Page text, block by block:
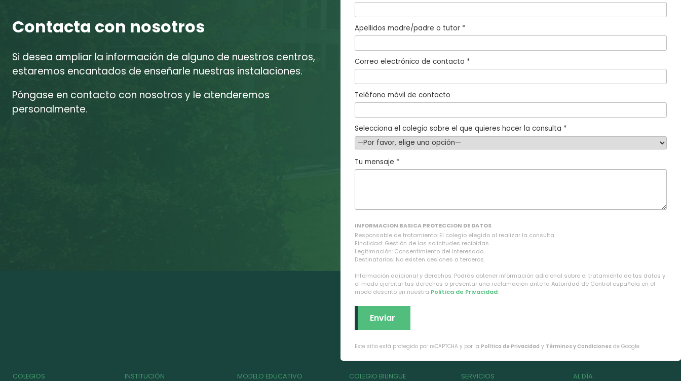
Contacta con nosotros
Si desea ampliar la información de alguno de nuestros centros,
estaremos encantados de enseñarle nuestras instalaciones.
Póngase en contacto con nosotros y le atenderemos
personalmente.
Apellidos madre/padre o tutor *
Correo electrónico de contacto *
Teléfono móvil de contacto
Selecciona el colegio sobre el que quieres hacer la consulta *
Tu mensaje *
INFORMACION BASICA PROTECCION DE DATOS
Responsable de tratamiento: El colegio elegido al realizar la consulta.
Finalidad: Gestión de las solicitudes recibidas.
Legitimación: Consentimiento del interesado.
Destinatarios: No existen cesiones a terceros.
Información adicional y derechos: Podrás obtener información adicional sobre el tratamiento de tus datos y
el modo ejercitar tus derechos o presentar una reclamación ante la Autoridad de Control española en el
modo descrito en nuestra Política de Privacidad.
Este sitio está protegido por reCAPTCHA y por la Política de Privacidad y Términos y Condiciones de Google.
COLEGIOS INSTITUCIÓN MODELO EDUCATIVO COLEGIO BILINGÜE SERVICIOS AL DÍA